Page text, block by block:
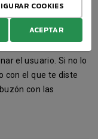
el usuario. Si no lo
con el que te diste
con las
COOKIES
ACEPTAR